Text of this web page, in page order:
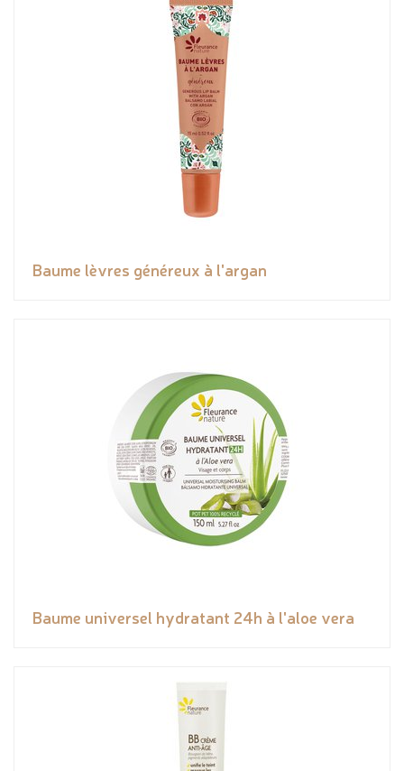
Baume lèvres généreux à l'argan
Baume universel hydratant 24h à l'aloe vera